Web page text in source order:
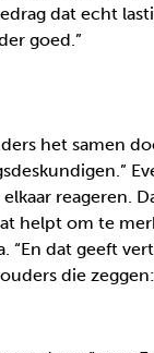
dat echt
goed.”
het samen
reageren.
helpt om te
“En dat geeft
ouders die